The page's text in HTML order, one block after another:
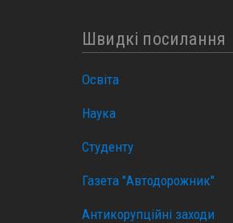
Швидкі посилання
Освіта
Наука
Студенту
Газета "Автодорожник"
Антикорупційні заходи